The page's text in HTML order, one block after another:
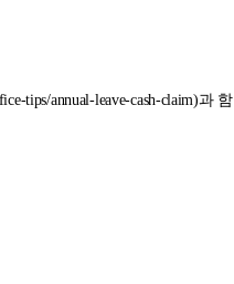
tips/annual-leave-cash-claim)과 함